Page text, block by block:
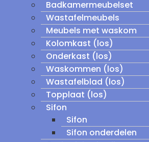
Badkamermeubelset
Wastafelmeubels
Meubels met waskom
Kolomkast (los)
Onderkast (los)
Waskommen (los)
Wastafelblad (los)
Topplaat (los)
Sifon
Sifon
Sifon onderdelen